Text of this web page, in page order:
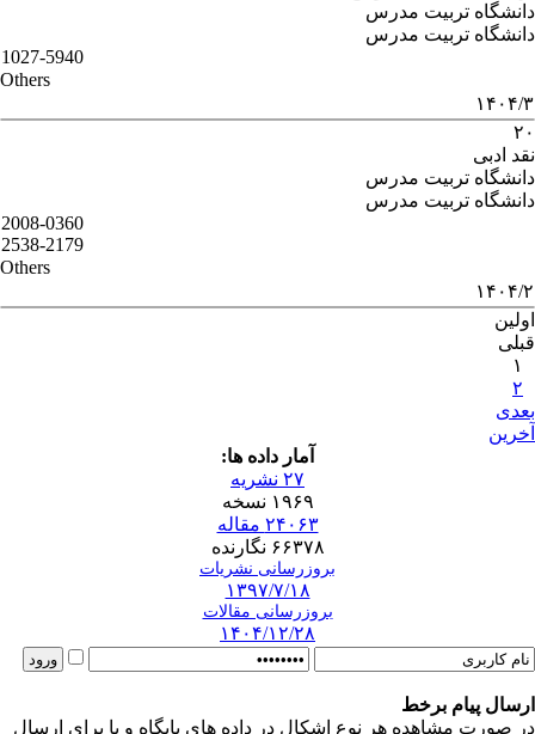
دانشگاه تربیت مدرس
دانشگاه تربیت مدرس
1027-5940
Others
۱۴۰۴/۳
۲۰
نقد ادبی
دانشگاه تربیت مدرس
دانشگاه تربیت مدرس
2008-0360
2538-2179
Others
۱۴۰۴/۲
اولین
قبلی
۱
۲
بعدی
آخرین
آمار داده ها:
۲۷ نشریه
۱۹۶۹ نسخه
۲۴۰۶۳ مقاله
۶۶۳۷۸ نگارنده
بروزرسانی نشریات
۱۳۹۷/۷/۱۸
بروزرسانی مقالات
۱۴۰۴/۱۲/۲۸
ارسال پیام برخط
در صورت مشاهده هر نوع اشکال در داده های پایگاه و یا برای ارسال